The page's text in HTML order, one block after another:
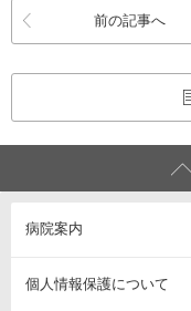
前の記事へ
病院案内
個人情報保護について